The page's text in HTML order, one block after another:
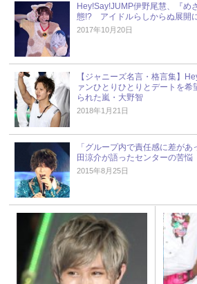
Hey!Say!JUMP伊野尾慧、『め
態!? アイドルらしからぬ展開
2017年10月20日
【ジャニーズ名言・格言集】
ァンひとりひとりとデートを希
られた嵐・大野智
2018年1月21日
「グループ内で責任感に差が
田涼介が語ったセンターの苦悩
2015年8月25日